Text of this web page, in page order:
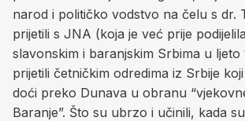
narod i političko vodstvo na čelu s dr.
prijetili s JNA (koja je već prije
slavonskim i baranjskim Srbima u ljeto
prijetili četničkim odredima iz Srbije
doći preko Dunava u obranu
Baranje”. Što su ubrzo i učinili, kada